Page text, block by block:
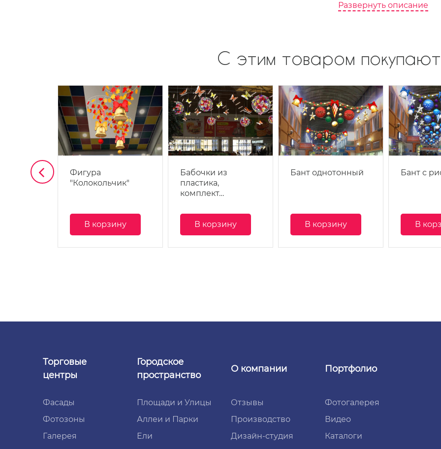
Развернуть описание
С этим товаром
Фигура
"Колокольчик"
В корзину
Бабочки из
пластика,
комплект…
В корзину
Бант однотонный
В корзину
Бант с
В
Торговые
центры
Фасады
Фотозоны
Галерея
Городское
пространство
Площади и Улицы
Аллеи и Парки
Ели
О компании
Отзывы
Производство
Дизайн-студия
Портфолио
Фотогалерея
Видео
Каталоги